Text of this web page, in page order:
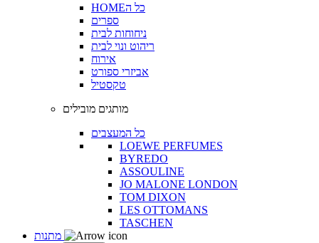
HOMEכל ה
ספרים
ניחוחות לבית
ריהוט ונוי לבית
אירוח
אביזרי ספורט
טקסטיל
מותגים מובילים
כל המעצבים
LOEWE PERFUMES
BYREDO
ASSOULINE
JO MALONE LONDON
TOM DIXON
LES OTTOMANS
TASCHEN